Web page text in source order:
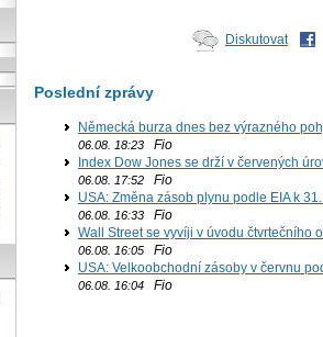
Diskutovat
Poslední zprávy
Německá burza dnes bez výrazného
06.08. 18:23 Fio
Index Dow Jones se drží v červených
06.08. 17:52 Fio
USA: Změna zásob plynu podle EIA k
06.08. 16:33 Fio
Wall Street se vyvíji v úvodu čtvrtečního
06.08. 16:05 Fio
USA: Velkoobchodní zásoby v červnu
06.08. 16:04 Fio